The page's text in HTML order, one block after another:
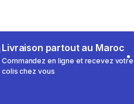
Livraison partout au Maroc
Commandez en ligne et recevez votre
colis chez vous